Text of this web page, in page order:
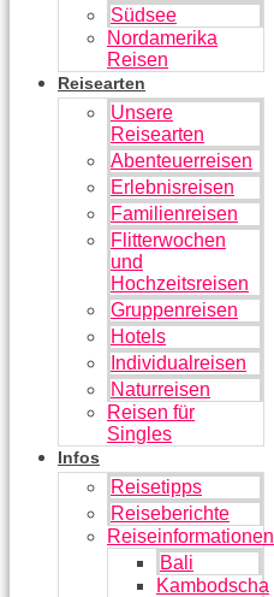
Südsee
Nordamerika
Reisen
Reisearten
Unsere
Reisearten
Abenteuerreisen
Erlebnisreisen
Familienreisen
Flitterwochen
und
Hochzeitsreisen
Gruppenreisen
Hotels
Individualreisen
Naturreisen
Reisen für
Singles
Infos
Reisetipps
Reiseberichte
Reiseinformationen
Bali
Kambodscha